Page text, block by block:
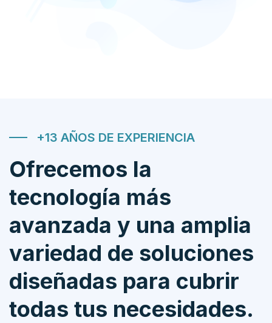
+13 AÑOS DE EXPERIENCIA
Ofrecemos la
tecnología más
avanzada y una amplia
variedad de soluciones
diseñadas para cubrir
todas tus necesidades.